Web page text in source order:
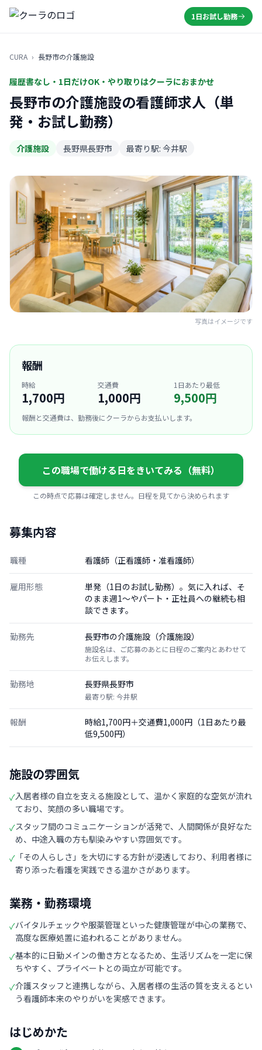
1日お試し勤務
CURA › 長野市の介護施設
履歴書なし・1日だけOK・やり取りはクーラにおまかせ
長野市の介護施設の看護師求人（単
発・お試し勤務）
介護施設 長野県長野市 最寄り駅: 今井駅
写真はイメージです
報酬
時給
1,700円
交通費
1,000円
1日あたり最低
9,500円
報酬と交通費は、勤務後にクーラからお支払いします。
この職場で働ける日をきいてみる（無料）
この時点で応募は確定しません。日程を見てから決められます
募集内容
職種 看護師（正看護師・准看護師）
雇用形態
単発（1日のお試し勤務）。気に入れば、そ
のまま週1〜やパート・正社員への継続も相
談できます。
勤務先 長野市の介護施設（介護施設）
施設名は、ご応募のあとに日程のご案内とあわせて
お伝えします。
勤務地 長野県長野市
最寄り駅: 今井駅
報酬
時給1,700円＋交通費1,000円（1日あたり最
低9,500円）
施設の雰囲気
✓入居者様の自立を支える施設として、温かく家庭的な空気が流れ
ており、笑顔の多い職場です。
✓スタッフ間のコミュニケーションが活発で、人間関係が良好なた
め、中途入職の方も馴染みやすい雰囲気です。
✓ 「その人らしさ」を大切にする方針が浸透しており、利用者様に
寄り添った看護を実践できる温かさがあります。
業務・勤務環境
✓バイタルチェックや服薬管理といった健康管理が中心の業務で、
高度な医療処置に追われることがありません。
✓基本的に日勤メインの働き方となるため、生活リズムを一定に保
ちやすく、プライベートとの両立が可能です。
✓介護スタッフと連携しながら、入居者様の生活の質を支えるとい
う看護師本来のやりがいを実感できます。
はじめかた